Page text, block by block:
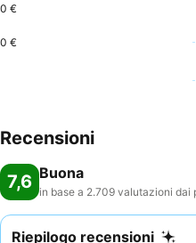
0 €
0 €
Recensioni
7,6 Buona
in base a 2.709 valutazioni dai
Riepilogo recensioni